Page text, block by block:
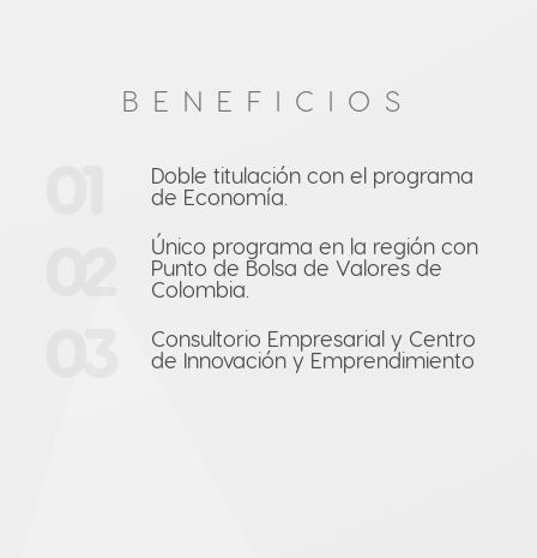
BENEFICIOS
Doble titulación con el programa
de Economía.
Único programa en la región con
Punto de Bolsa de Valores de
Colombia.
Consultorio Empresarial y Centro
de Innovación y Emprendimiento